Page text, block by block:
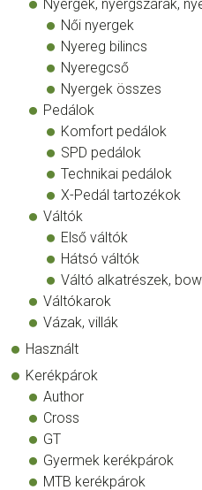
Nyergek, nyergszárak,
Női nyergek
Nyereg bilincs
Nyeregcső
Nyergek összes
Pedálok
Komfort pedálok
SPD pedálok
Technikai pedálok
X-Pedál tartozékok
Váltók
Első váltók
Hátsó váltók
Váltó alkatrészek,
Váltókarok
Vázak, villák
Használt
Kerékpárok
Author
Cross
GT
Gyermek kerékpárok
MTB kerékpárok